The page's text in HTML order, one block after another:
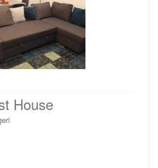
House